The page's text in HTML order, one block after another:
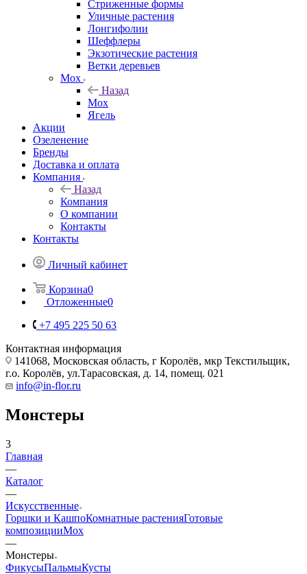
Стриженные формы
Уличные растения
Лонгифолии
Шеффлеры
Экзотические растения
Ветки деревьев
Мох
Назад
Мох
Ягель
Акции
Озеленение
Бренды
Доставка и оплата
Компания
Назад
Компания
О компании
Контакты
Контакты
Личный кабинет
Корзина0
Отложенные0
+7 495 225 50 63
Контактная информация
141068, Московская область, г Королёв, мкр Текстильщик,
г.о. Королёв, ул.Тарасовская, д. 14, помещ. 021
info@in-flor.ru
Монстеры
3
Главная
—
Каталог
—
Искусственные
Горшки и КашпоКомнатные растенияГотовые
композицииМох
—
Монстеры
ФикусыПальмыКусты